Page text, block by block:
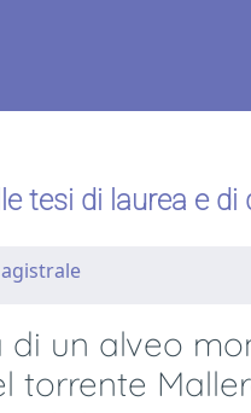
tesi di laurea e
un alveo
torrente